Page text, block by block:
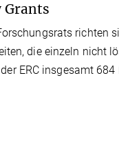
Grants
richten
die einzeln nicht
ERC insgesamt